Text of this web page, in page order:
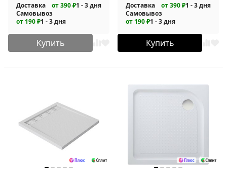
Доставка от 390 ₽1 - 3 дня
Самовывоз
от 190 ₽1 - 3 дня
Купить
Доставка от 390 ₽1 - 3 дня
Самовывоз
от 190 ₽1 - 3 дня
Купить